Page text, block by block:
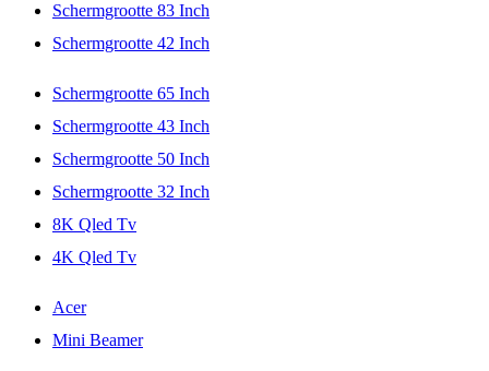
Schermgrootte 83 Inch
Schermgrootte 42 Inch
Schermgrootte 65 Inch
Schermgrootte 43 Inch
Schermgrootte 50 Inch
Schermgrootte 32 Inch
8K Qled Tv
4K Qled Tv
Acer
Mini Beamer